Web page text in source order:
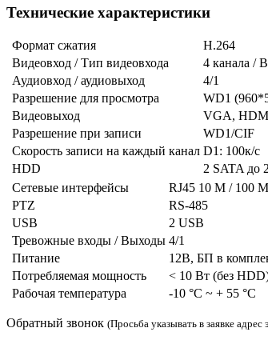
Технические характеристики
Формат сжатия
H.264
Видеовход / Тип видеовхода
4 канала /
Аудиовход / аудиовыход
4/1
Разрешение для просмотра
WD1
Видеовыход
VGA,
Разрешение при записи
WD1/CIF
Скорость записи на каждый канал D1: 100к/с
HDD
2 SATA до
Сетевые интерфейсы
RJ45 10 M / 100 M
PTZ
RS-485
USB
2 USB
Тревожные входы / Выходы 4/1
Питание
12В, БП в
Потребляемая мощность
< 10 Вт (без
Рабочая температура
-10 °C ~ + 55 °C
Обратный звонок (Просьба указывать в заявке